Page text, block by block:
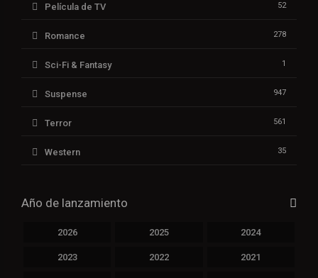
Película de TV 52
Romance 278
Sci-Fi & Fantasy 1
Suspense 947
Terror 561
Western 35
Año de lanzamiento
2026 2025 2024
2023 2022 2021